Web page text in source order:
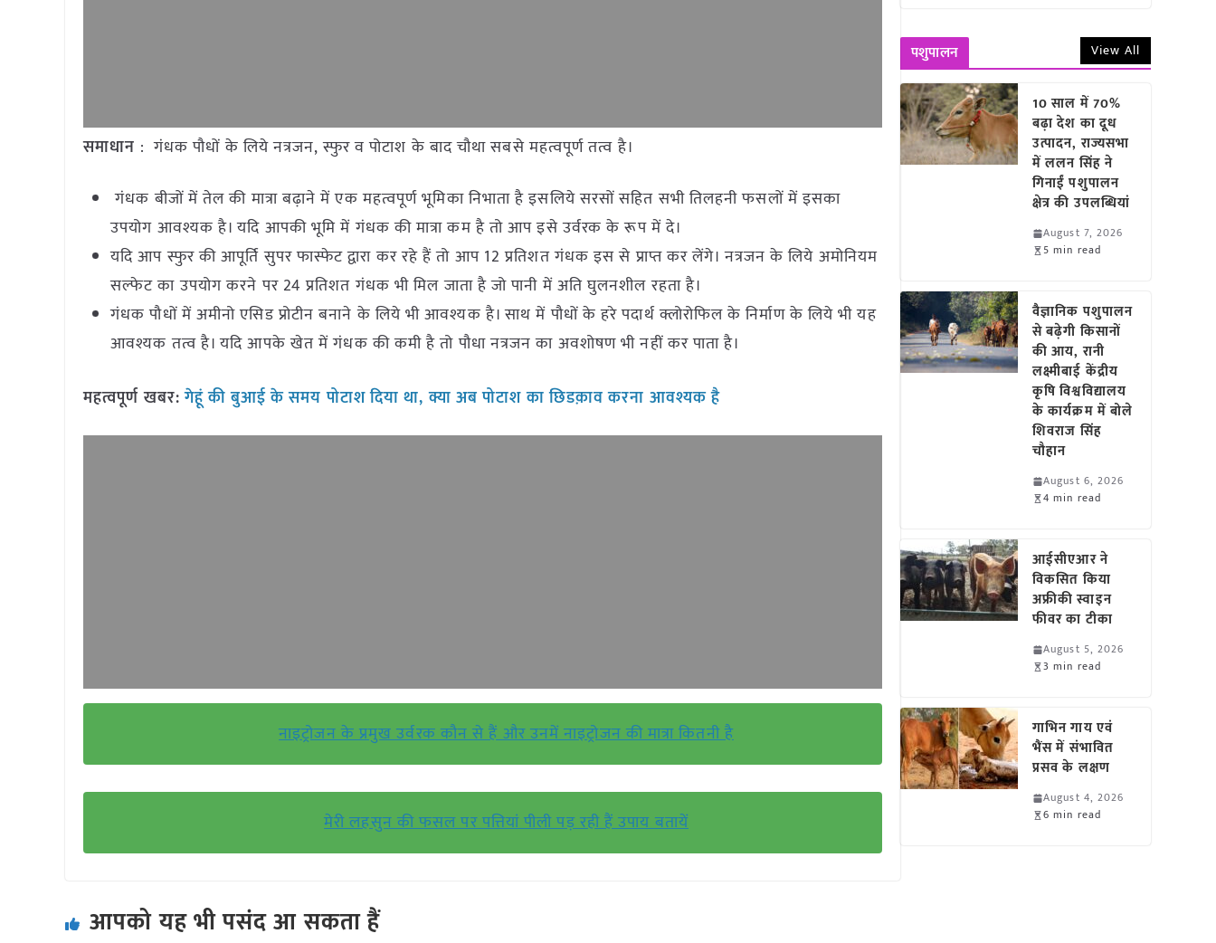
समाधान : गंधक पौधों के लिये नत्रजन, स्फुर व पोटाश के बाद चौथा सबसे महत्वपूर्ण तत्व है।
गंधक बीजों में तेल की मात्रा बढ़ाने में एक महत्वपूर्ण भूमिका निभाता है इसलिये सरसों सहित सभी तिलहनी फसलों में इसका
उपयोग आवश्यक है। यदि आपकी भूमि में गंधक की मात्रा कम है तो आप इसे उर्वरक के रूप में दे।
यदि आप स्फुर की आपूर्ति सुपर फास्फेट द्वारा कर रहे हैं तो आप 12 प्रतिशत गंधक इस से प्राप्त कर लेंगे। नत्रजन के लिये अमोनियम
सल्फेट का उपयोग करने पर 24 प्रतिशत गंधक भी मिल जाता है जो पानी में अति घुलनशील रहता है।
गंधक पौधों में अमीनो एसिड प्रोटीन बनाने के लिये भी आवश्यक है। साथ में पौधों के हरे पदार्थ क्लोरोफिल के निर्माण के लिये भी यह
आवश्यक तत्व है। यदि आपके खेत में गंधक की कमी है तो पौधा नत्रजन का अवशोषण भी नहीं कर पाता है।
महत्वपूर्ण खबर:गेहूं की बुआई के समय पोटाश दिया था, क्या अब पोटाश का छिडक़ाव करना आवश्यक है
नाइट्रोजन के प्रमुख उर्वरक कौन से हैं और उनमें नाइट्रोजन की मात्रा कितनी है
मेरी लहसुन की फसल पर पत्तियां पीली पड़ रही हैं उपाय बतायें
आपको यह भी पसंद आ सकता हैं
पशुपालन View All
10 साल में 70%
बढ़ा देश का दूध
उत्पादन, राज्यसभा
में ललन सिंह ने
गिनाईं पशुपालन
क्षेत्र की उपलब्धियां
August 7, 2026
5 min read
वैज्ञानिक पशुपालन
से बढ़ेगी किसानों
की आय, रानी
लक्ष्मीबाई केंद्रीय
कृषि विश्वविद्यालय
के कार्यक्रम में बोले
शिवराज सिंह
चौहान
August 6, 2026
4 min read
आईसीएआर ने
विकसित किया
अफ्रीकी स्वाइन
फीवर का टीका
August 5, 2026
3 min read
गाभिन गाय एवं
भैंस में संभावित
प्रसव के लक्षण
August 4, 2026
6 min read